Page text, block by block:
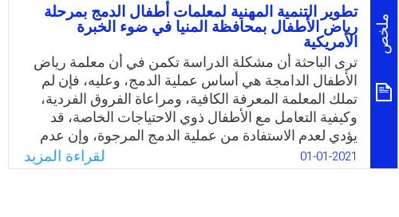
ملخص
تطوير التنمية المهنية لمعلمات أطفال الدمج بمرحلة
رياض الأطفال بمحافظة المنيا في ضوء الخبرة
الأمريكية
ترى الباحثة أن مشكلة الدراسة تكمن في أن معلمة رياض
الأطفال الدامجة هي أساس عملية الدمج، وعليه، فإن لم
تملك المعلمة المعرفة الكافية، ومراعاة الفروق الفردية،
وكيفية التعامل مع الأطفال ذوي الاحتياجات الخاصة، قد
يؤدي لعدم الاستفادة من عملية الدمج المرجوة، وإن عدم
إلمام المعلمة بطرق التعامل قد يؤثر سلبًا وليس فقط على
طفل الدمج ولكن أيضًا على الطفل العادي. ومن هنا فإن
01-01-2021 لقراءة المزيد